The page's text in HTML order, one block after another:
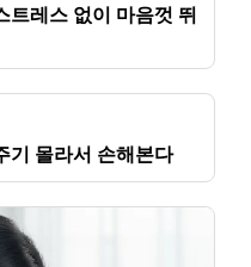
트레스 없이 마음껏 뛰
기 몰라서 손해본다